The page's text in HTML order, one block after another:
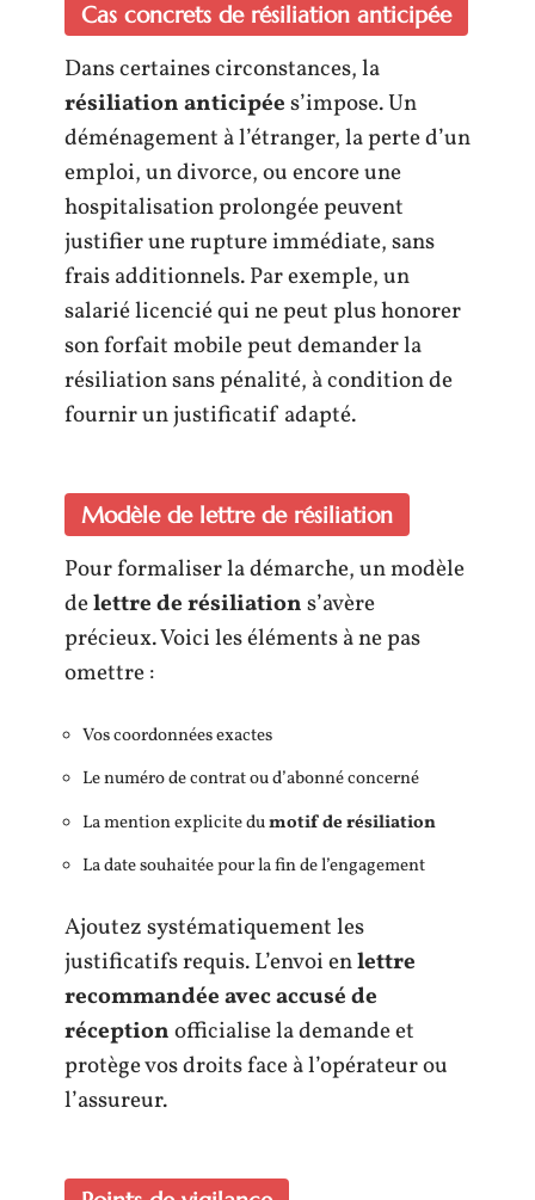
Cas concrets de résiliation anticipée
Dans certaines circonstances, la
résiliation anticipées’impose. Un
déménagement à l’étranger, la perte d’un
emploi, un divorce, ou encore une
hospitalisation prolongée peuvent
justifier une rupture immédiate, sans
frais additionnels. Par exemple, un
salarié licencié qui ne peut plus honorer
son forfait mobile peut demander la
résiliation sans pénalité, à condition de
fournir un justificatif adapté.
Modèle de lettre de résiliation
Pour formaliser la démarche, un modèle
delettre de résiliations’avère
précieux. Voici les éléments à ne pas
omettre :
Vos coordonnées exactes
Le numéro de contrat ou d’abonné concerné
La mention explicite dumotif de résiliation
La date souhaitée pour la fin de l’engagement
Ajoutez systématiquement les
justificatifs requis. L’envoi enlettre
recommandée avec accusé de
réceptionofficialise la demande et
protège vos droits face à l’opérateur ou
l’assureur.